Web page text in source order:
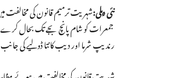
نئی دہلی:شہریت ترمیم قانون کی مخالفت
جمعرات کو شام پانچ بجے تک بحال
رندیپ شرما اور دیب کانتا ڈولیے کی